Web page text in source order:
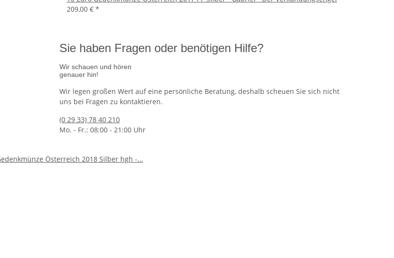
209,00 € *
Ausgabetermin: 26.11.2026 50 Euro Deutschland 2026 Silber bfr. - Weihnachten - Stille Nacht
57,95 €
jetzt vorbestellen
Sie haben Fragen oder benötigen Hilfe?
Wir schauen und hören
genauer hin!
Wir legen großen Wert auf eine persönliche Beratung, deshalb scheuen Sie sich nicht
uns bei Fragen zu kontaktieren.
(0 29 33) 78 40 210
Mo. - Fr.: 08:00 - 21:00 Uhr